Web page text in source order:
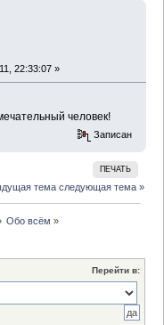
22:33:07 »
человек!
Записан
ПЕЧАТЬ
тема следующая тема »
Обо всём »
Перейти в: